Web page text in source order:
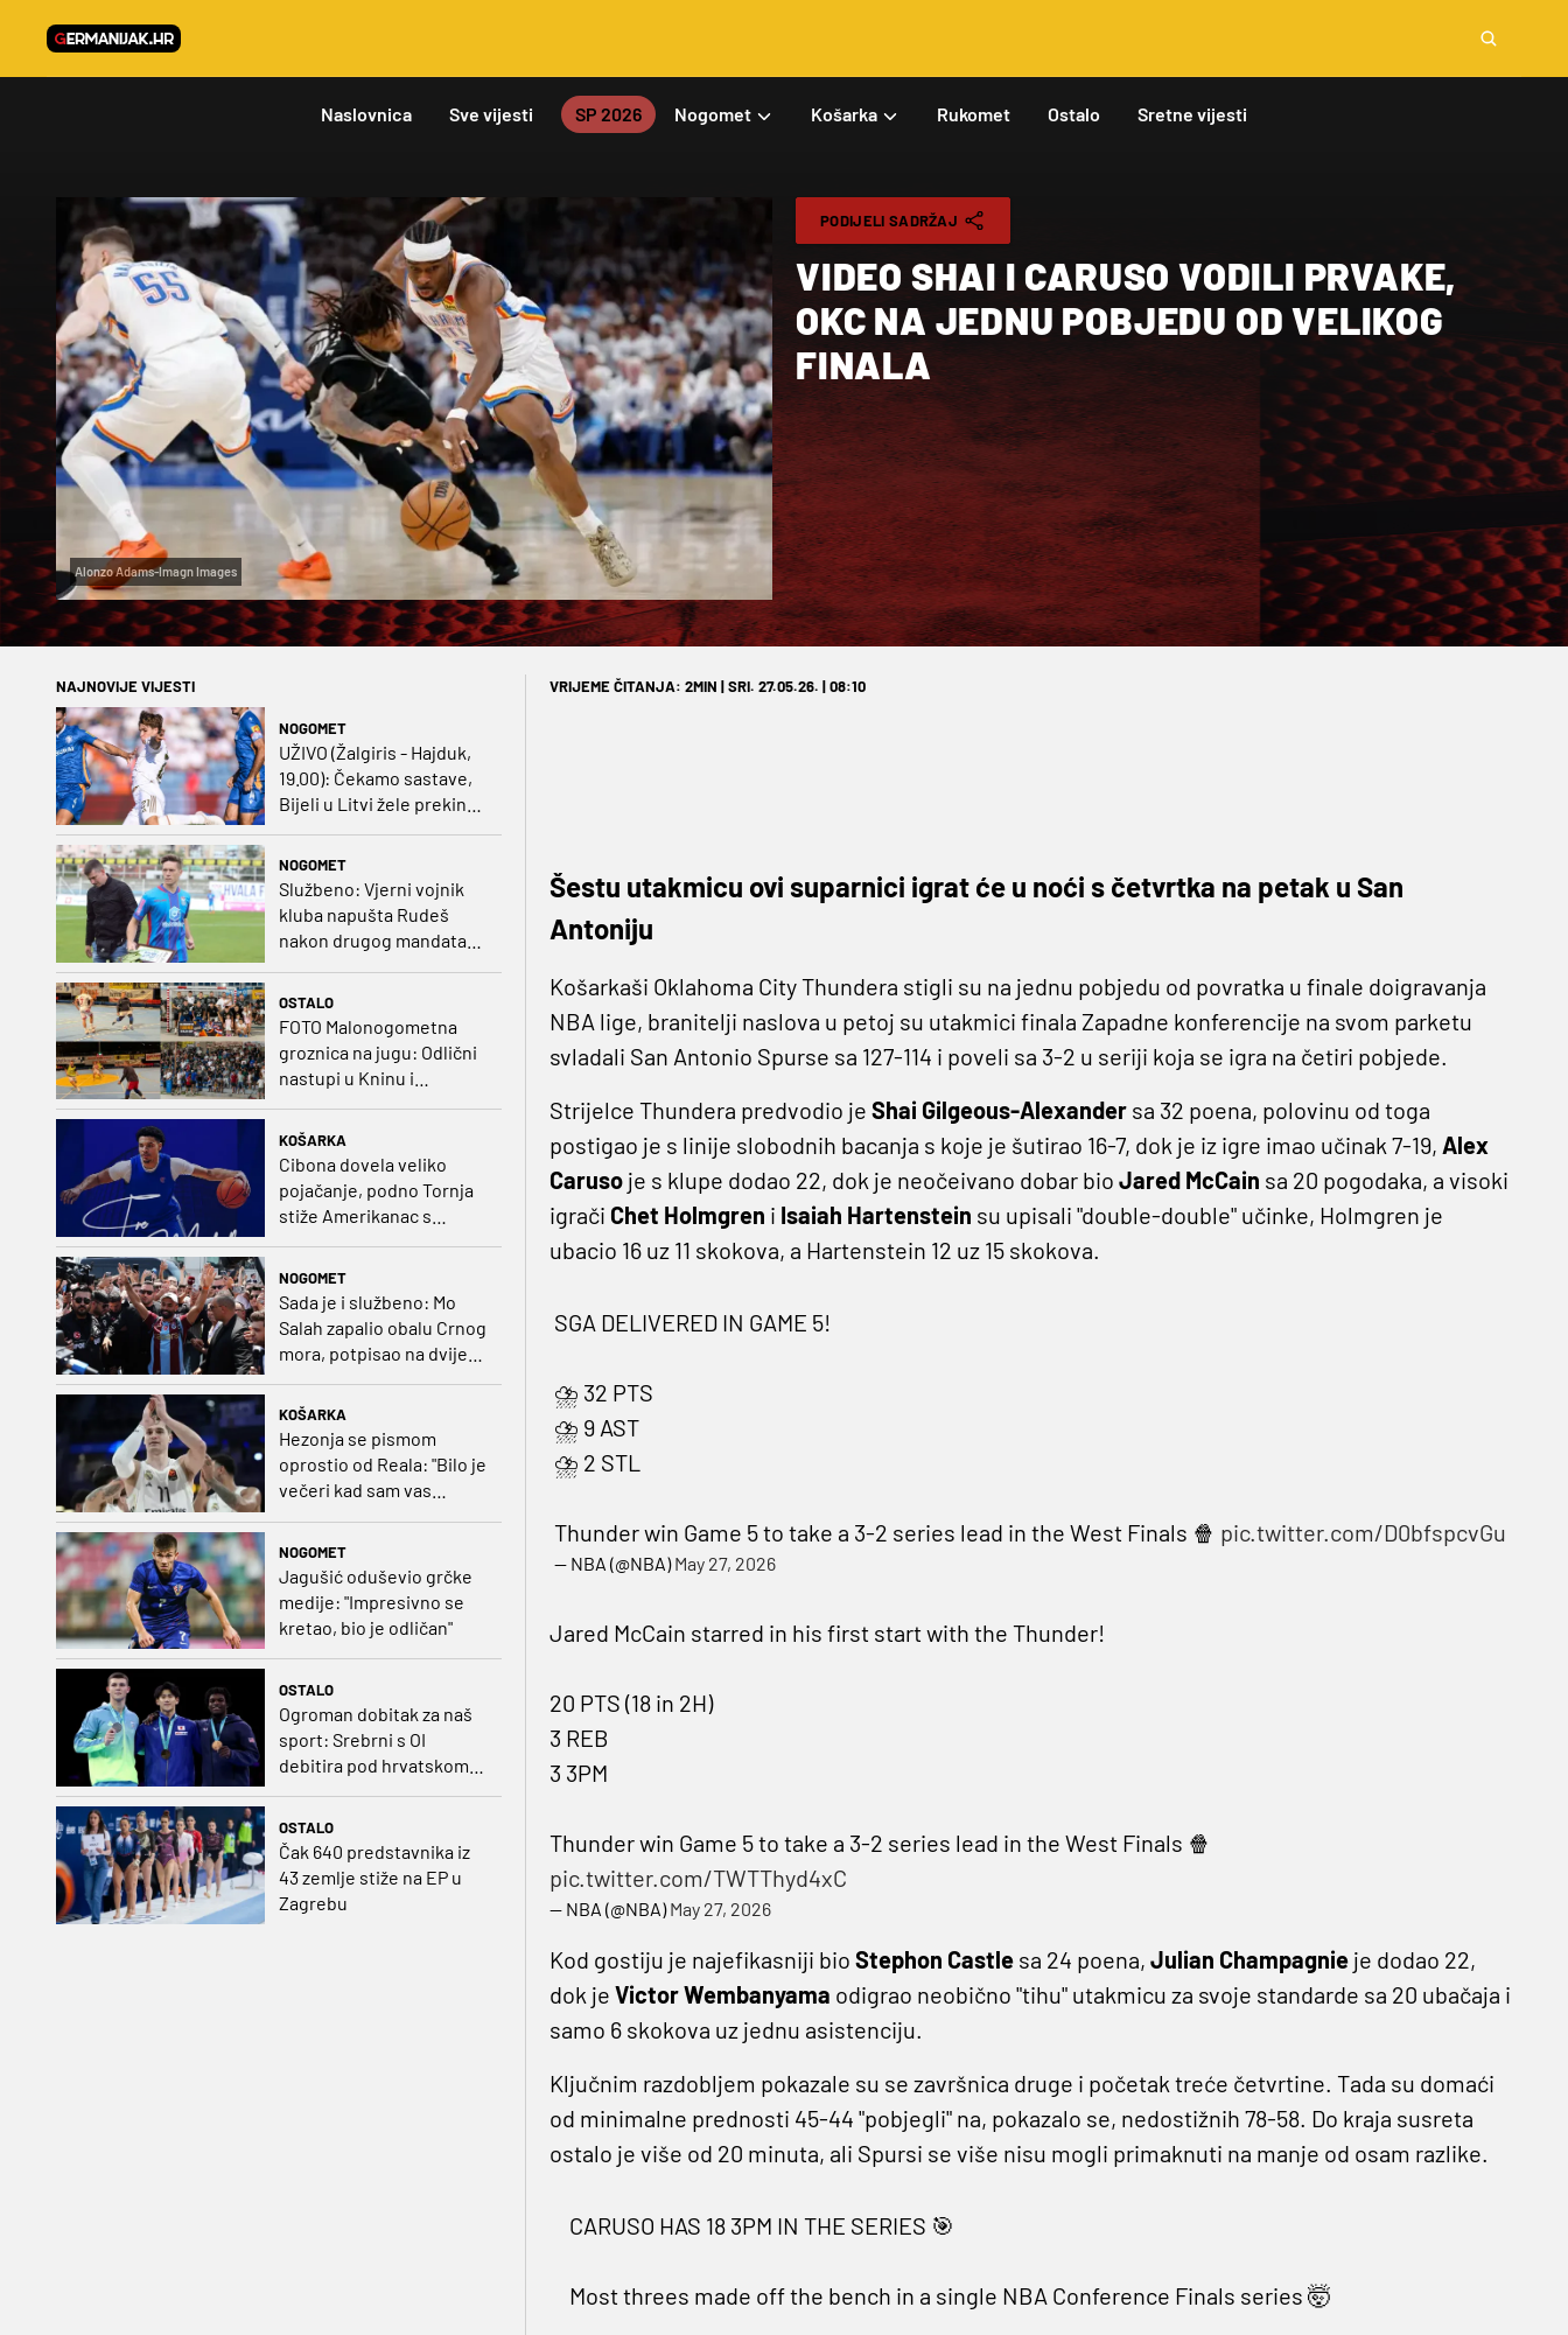
Naslovnica Sve vijesti SP 2026 Nogomet Košarka Rukomet Ostalo Sretne vijesti
Alonzo Adams-Imagn Images
PODIJELI SADRŽAJ
VIDEO SHAI I CARUSO VODILI PRVAKE,
OKC NA JEDNU POBJEDU OD VELIKOG
FINALA
NAJNOVIJE VIJESTI
NOGOMET
UŽIVO (Žalgiris - Hajduk,
19.00): Čekamo sastave,
Bijeli u Litvi žele prekinut
NOGOMET
Službeno: Vjerni vojnik
kluba napušta Rudeš
nakon drugog mandata
OSTALO
FOTO Malonogometna
groznica na jugu: Odlični
nastupi u Kninu i
Metkoviću okrunjeni
vrijednim nagradama
KOŠARKA
Cibona dovela veliko
pojačanje, podno Tornja
stiže Amerikanac s
naslovom iz EuroCupa
NOGOMET
Sada je i službeno: Mo
Salah zapalio obalu Crnog
mora, potpisao na dvije
KOŠARKA
Hezonja se pismom
oprostio od Reala: "Bilo je
večeri kad sam vas
NOGOMET
Jagušić oduševio grčke
medije: "Impresivno se
kretao, bio je odličan"
OSTALO
Ogroman dobitak za naš
sport: Srebrni s OI
debitira pod hrvatskom
OSTALO
Čak 640 predstavnika iz
43 zemlje stiže na EP u
Zagrebu
VRIJEME ČITANJA: 2MIN | SRI. 27.05.26. | 08:10
Šestu utakmicu ovi suparnici igrat će u noći s četvrtka na petak u San
Antoniju
Košarkaši Oklahoma City Thundera stigli su na jednu pobjedu od povratka u finale doigravanja
NBA lige, branitelji naslova u petoj su utakmici finala Zapadne konferencije na svom parketu
svladali San Antonio Spurse sa 127-114 i poveli sa 3-2 u seriji koja se igra na četiri pobjede.
Strijelce Thundera predvodio je Shai Gilgeous-Alexandersa 32 poena, polovinu od toga
postigao je s linije slobodnih bacanja s koje je šutirao 16-7, dok je iz igre imao učinak 7-19, Alex
Caruso je s klupe dodao 22, dok je neočeivano dobar bio Jared McCain sa 20 pogodaka, a visoki
igrači Chet Holmgren i Isaiah Hartenstein su upisali "double-double" učinke, Holmgren je
ubacio 16 uz 11 skokova, a Hartenstein 12 uz 15 skokova.
SGA DELIVERED IN GAME 5!
⛈️ 32 PTS
⛈️ 9 AST
⛈️ 2 STL
Thunder win Game 5 to take a 3-2 series lead in the West Finals 🍿 pic.twitter.com/D0bfspcvGu
— NBA (@NBA)May 27, 2026
Jared McCain starred in his first start with the Thunder!
20 PTS (18 in 2H)
3 REB
3 3PM
Thunder win Game 5 to take a 3-2 series lead in the West Finals 🍿
pic.twitter.com/TWTThyd4xC
— NBA (@NBA)May 27, 2026
Kod gostiju je najefikasniji bio Stephon Castle sa 24 poena, Julian Champagnieje dodao 22,
dok je VictorWembanyama odigrao neobično "tihu" utakmicu za svoje standarde sa 20 ubačaja i
samo 6 skokova uz jednu asistenciju.
Ključnim razdobljem pokazale su se završnica druge i početak treće četvrtine. Tada su domaći
od minimalne prednosti 45-44 "pobjegli" na, pokazalo se, nedostižnih 78-58. Do kraja susreta
ostalo je više od 20 minuta, ali Spursi se više nisu mogli primaknuti na manje od osam razlike.
CARUSO HAS 18 3PM IN THE SERIES 🎯
Most threes made off the bench in a single NBA Conference Finals series 🤯